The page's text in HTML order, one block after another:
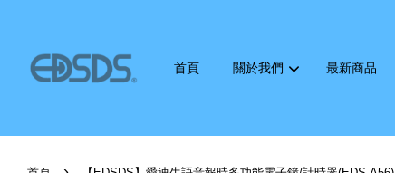
首頁 關於我們 最新商品